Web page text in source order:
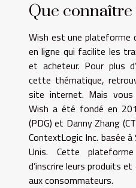
Que connaître
Wish est une plateforme
en ligne qui facilite les
et acheteur. Pour plus
cette thématique,
site internet. Mais
Wish a été fondé en
(PDG) et Danny Zhang
ContextLogic Inc. basée
Unis. Cette
d’inscrire leurs produits
aux consommateurs.